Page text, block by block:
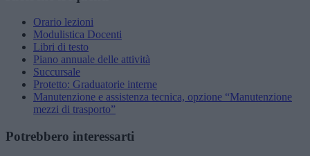
Orario lezioni
Modulistica Docenti
Libri di testo
Piano annuale delle attività
Succursale
Protetto: Graduatorie interne
Manutenzione e assistenza tecnica, opzione “Manutenzione
mezzi di trasporto”
Potrebbero interessarti